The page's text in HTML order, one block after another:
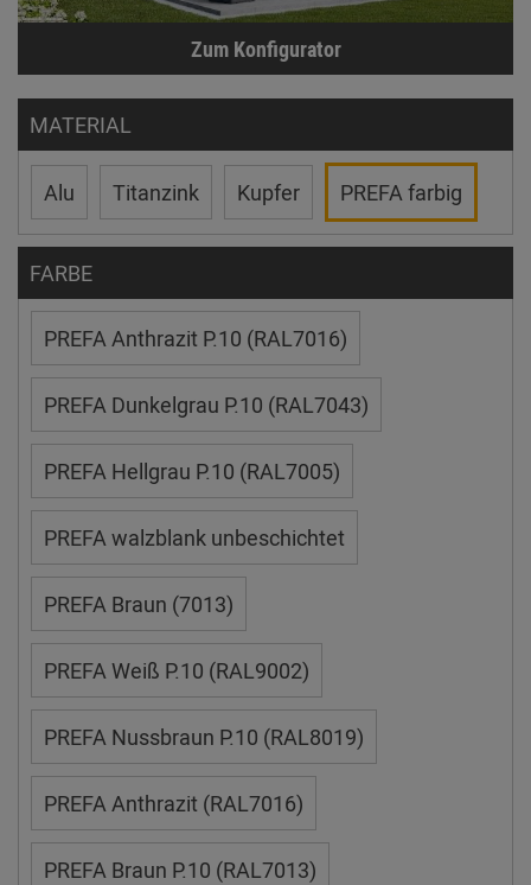
Zum Konfigurator
MATERIAL
Alu Titanzink Kupfer PREFA farbig
FARBE
PREFA Anthrazit P.10 (RAL7016)
PREFA Dunkelgrau P.10 (RAL7043)
PREFA Hellgrau P.10 (RAL7005)
PREFA walzblank unbeschichtet
PREFA Braun (7013)
PREFA Weiß P.10 (RAL9002)
PREFA Nussbraun P.10 (RAL8019)
PREFA Anthrazit (RAL7016)
PREFA Braun P.10 (RAL7013)